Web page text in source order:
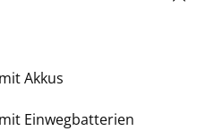
Akkus
Einwegbatterien